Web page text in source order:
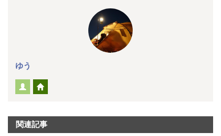
ゆう
関連記事